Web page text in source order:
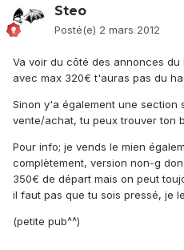
Steo
Posté(e) 2 mars 2012
Va voir du côté des annonces
avec max 320€ t'auras pas du
Sinon y'a également une section
vente/achat, tu peux trouver ton
Pour info; je vends le mien
complètement, version non-g
350€ de départ mais on peut
il faut pas que tu sois pressé, je
(petite pub^^)